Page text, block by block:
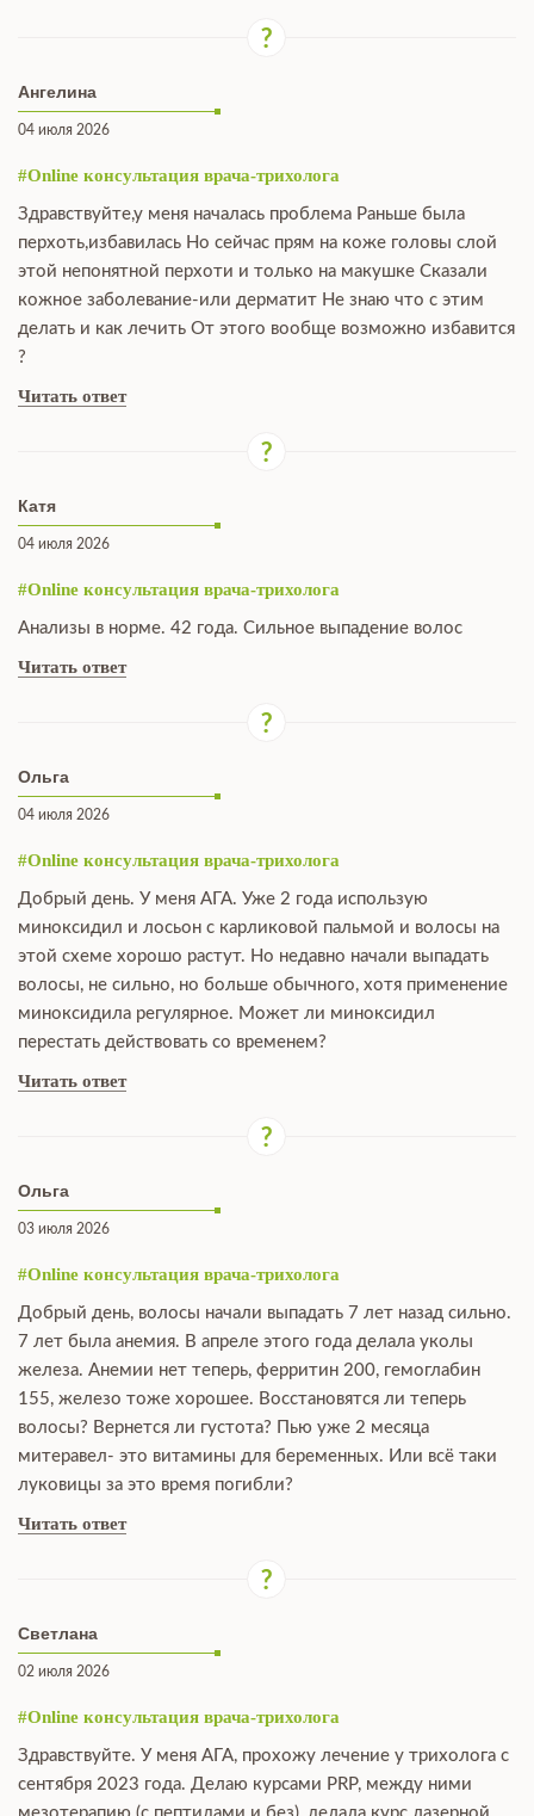
Ангелина
04 июля 2026
#Online консультация врача-трихолога
Здравствуйте,у меня началась проблема Раньше была
перхоть,избавилась Но сейчас прям на коже головы слой
этой непонятной перхоти и только на макушке Сказали
кожное заболевание-или дерматит Не знаю что с этим
делать и как лечить От этого вообще возможно избавится
?
Читать ответ
Катя
04 июля 2026
#Online консультация врача-трихолога
Анализы в норме. 42 года. Сильное выпадение волос
Читать ответ
Ольга
04 июля 2026
#Online консультация врача-трихолога
Добрый день. У меня АГА. Уже 2 года использую
миноксидил и лосьон с карликовой пальмой и волосы на
этой схеме хорошо растут. Но недавно начали выпадать
волосы, не сильно, но больше обычного, хотя применение
миноксидила регулярное. Может ли миноксидил
перестать действовать со временем?
Читать ответ
Ольга
03 июля 2026
#Online консультация врача-трихолога
Добрый день, волосы начали выпадать 7 лет назад сильно.
7 лет была анемия. В апреле этого года делала уколы
железа. Анемии нет теперь, ферритин 200, гемоглабин
155, железо тоже хорошее. Восстановятся ли теперь
волосы? Вернется ли густота? Пью уже 2 месяца
митеравел- это витамины для беременных. Или всё таки
луковицы за это время погибли?
Читать ответ
Светлана
02 июля 2026
#Online консультация врача-трихолога
Здравствуйте. У меня АГА, прохожу лечение у трихолога с
сентября 2023 года. Делаю курсами PRP, между ними